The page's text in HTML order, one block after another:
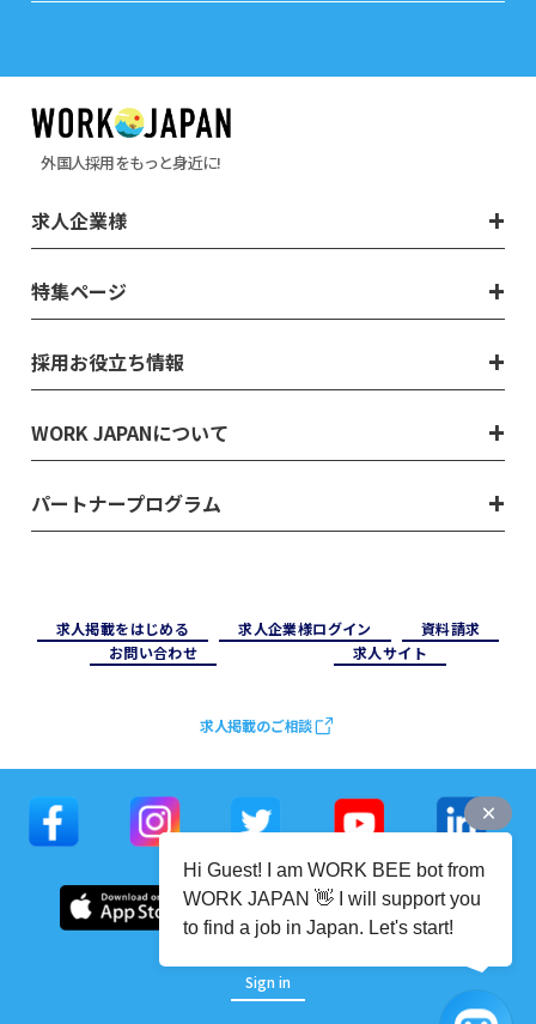
外国人採用をもっと身近に!
求人企業様
特集ページ
採用お役立ち情報
WORK JAPANについて
パートナープログラム
求⼈掲載をはじめる 求⼈企業様ログイン
資料請求
お問い合わせ
求⼈サイト
求人掲載のご相談
Sign in
Hi Guest! I am WORK BEE bot from
WORK JAPAN 👋 I will support you
to find a job in Japan. Let's start!